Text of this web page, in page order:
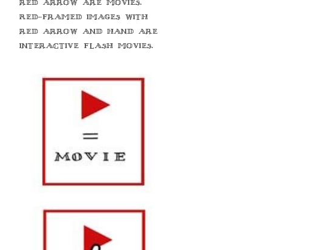
red arrow are movies.
Red-framed images with
red arrow and hand are
interactive flash movies.